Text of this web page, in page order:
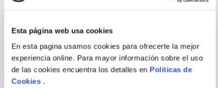
Esta página web usa cookies
En esta pagina usamos cookies para ofrecerte la mejor
experiencia online. Para mayor información sobre el uso
de las cookies encuentra los detalles en Politicas de
Cookies.
ENVIAR
COMENTARIO
VARIOS AUTORES
VENOM VOL. 2
LEIGH BARDUGO
WONDER WOMAN:
WARBRINGER (DC ICONS